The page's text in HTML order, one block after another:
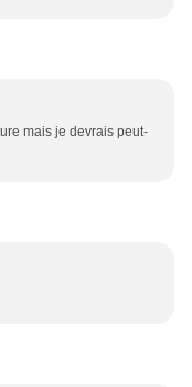
mais je devrais peut-